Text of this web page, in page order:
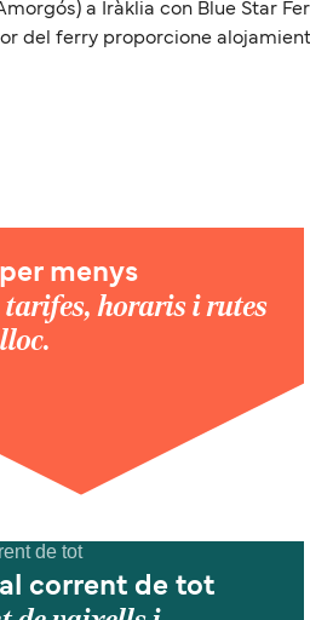
a Iràklia con Blue Star
del ferry proporcione
menys
tarifes, horaris i rutes
corrent de tot